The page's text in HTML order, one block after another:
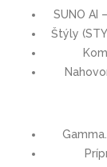
SUNO AI
Štýly